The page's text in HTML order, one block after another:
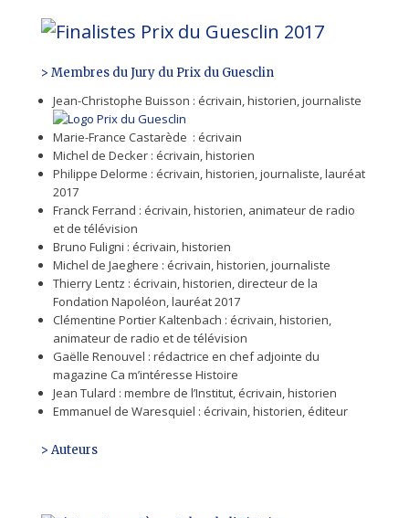
> Membres du Jury du Prix du Guesclin
Jean-Christophe Buisson : écrivain, historien, journaliste
Marie-France Castarède : écrivain
Michel de Decker : écrivain, historien
Philippe Delorme : écrivain, historien, journaliste, lauréat
2017
Franck Ferrand : écrivain, historien, animateur de radio
et de télévision
Bruno Fuligni : écrivain, historien
Michel de Jaeghere : écrivain, historien, journaliste
Thierry Lentz : écrivain, historien, directeur de la
Fondation Napoléon, lauréat 2017
Clémentine Portier Kaltenbach : écrivain, historien,
animateur de radio et de télévision
Gaëlle Renouvel : rédactrice en chef adjointe du
magazine Ca m’intéresse Histoire
Jean Tulard : membre de l’Institut, écrivain, historien
Emmanuel de Waresquiel : écrivain, historien, éditeur
> Auteurs